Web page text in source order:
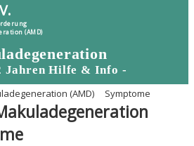
(AMD)
Jahren Hilfe & Info -
(AMD) Symptome